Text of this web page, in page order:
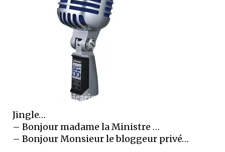
Jingle…
– Bonjour madame la Ministre …
– Bonjour Monsieur le bloggeur privé…